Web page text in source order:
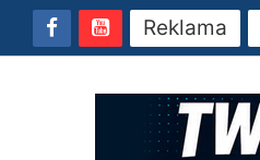
Reklama